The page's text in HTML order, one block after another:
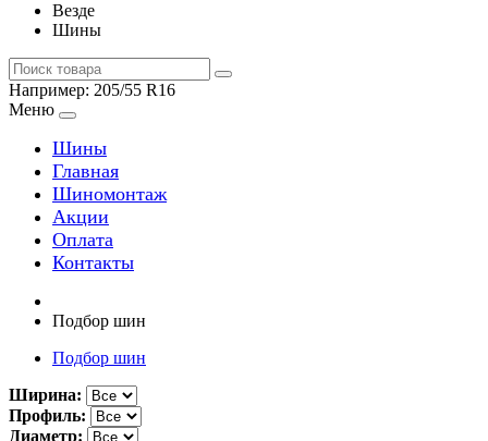
Везде
Шины
Например: 205/55 R16
Меню
Шины
Главная
Шиномонтаж
Акции
Оплата
Контакты
Подбор шин
Подбор шин
Ширина:
Профиль:
Диаметр: